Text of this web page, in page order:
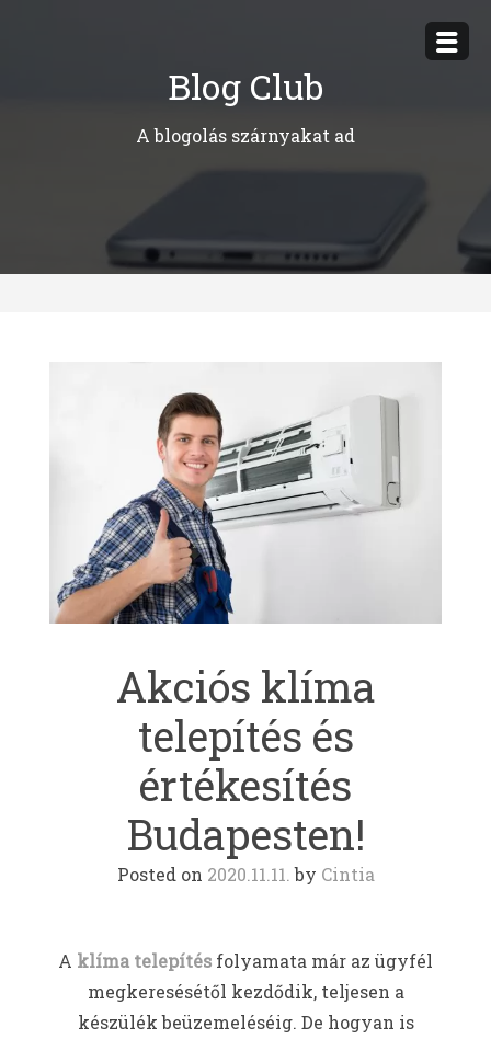
Blog Club
A blogolás szárnyakat ad
Akciós klíma
telepítés és
értékesítés
Budapesten!
Posted on 2020.11.11. by Cintia
A klíma telepítés folyamata már az ügyfél
megkeresésétől kezdődik, teljesen a
készülék beüzemeléséig. De hogyan is